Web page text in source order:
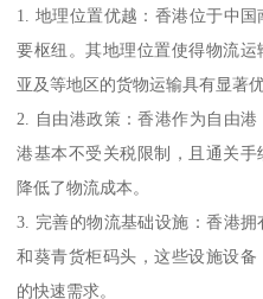
1. 地理位置优越：香港位于中
要枢纽。其地理位置使得物流
亚及等地区的货物运输具有显著优
2. 自由港政策：香港作为自由
港基本不受关税限制，且通关手
降低了物流成本。
3. 完善的物流基础设施：香港
和葵青货柜码头，这些设施设
的快速需求。